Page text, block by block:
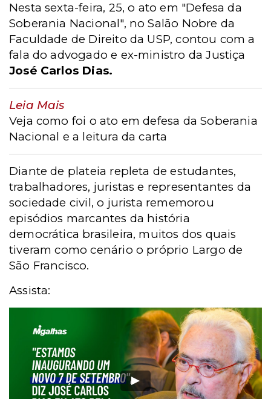
Nesta sexta-feira, 25, o ato em "Defesa da
Soberania Nacional", no Salão Nobre da
Faculdade de Direito da USP, contou com a
fala do advogado e ex-ministro da Justiça
José Carlos Dias.
Leia Mais
Veja como foi o ato em defesa da Soberania
Nacional e a leitura da carta
Diante de plateia repleta de estudantes,
trabalhadores, juristas e representantes da
sociedade civil, o jurista rememorou
episódios marcantes da história
democrática brasileira, muitos dos quais
tiveram como cenário o próprio Largo de
São Francisco.
Assista: